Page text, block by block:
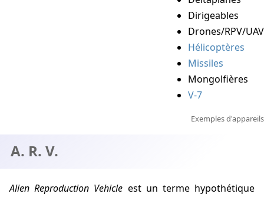
Dirigeables
Drones/RPV/UAV
Hélicoptères
Missiles
Mongolfières
V-7
Exemples d'appareils
A. R. V.
Alien Reproduction Vehicle est un terme hypothétique